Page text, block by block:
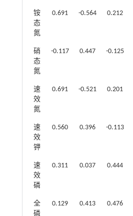
铵
态
氮
0.691 -0.564 0.212
硝
态
氮
-0.117 0.447 -0.125
速
效
氮
0.691 -0.521 0.201
速
效
钾
0.560 0.396 -0.113
速
效
磷
0.311 0.037 0.444
全
磷
0.129 0.413 0.476